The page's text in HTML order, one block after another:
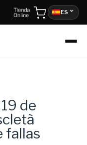
ES
de
fallas